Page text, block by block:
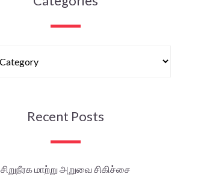
Recent Posts
சிறுநீரக மாற்று அறுவை சிகிச்சை